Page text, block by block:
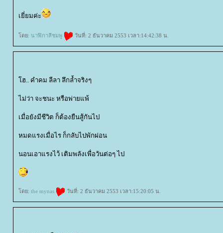
เยี่ยมค่ะ
ดย: นาฬิกาสีชมพู วันที่: 2 ธันวาคม 2553 เวลา:14:42:38 น.
ฮ.. คำคม ลีลา ลึกล้ำจริงๆ
ไม่ว่า จะชนะ หรือพ่ายแพ้
เมื่อยังมีชีวิต ก็ต้องยืนสู้กันไป
หมดแรงเมื่อไร ก็กลับไปพักผ่อน
นอนเอาแรงไว้ เติมพลังเพื่อวันต่อๆ ไป
ดย: the mynas วันที่: 2 ธันวาคม 2553 เวลา:15:20:05 น.